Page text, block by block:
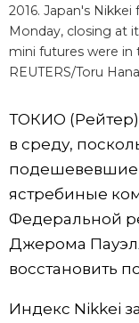
Общество
Культура
Жизнь
Технологии
Токио
От редакции
Еда и напитки
2016. Japan's
Monday, closing at
mini futures were
REUTERS/Toru
ТОКИО
в среду,
подешевевшие
ястребиные
Федеральной
Джерома
восстановить
Индекс Nikkei